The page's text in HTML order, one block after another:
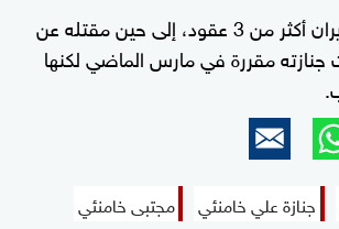
وقاد علي خامنئي إيران أكثر من 3 عقود، إلى حين مقتله عن
وكانت جنازته مقررة في مارس الماضي لكنها
جنازة علي خامنئي مجتبى خامنئي